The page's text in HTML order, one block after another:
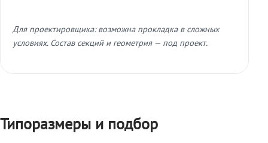
Для проектировщика: возможна прокладка в сложных
условиях. Состав секций и геометрия — под проект.
Типоразмеры и подбор